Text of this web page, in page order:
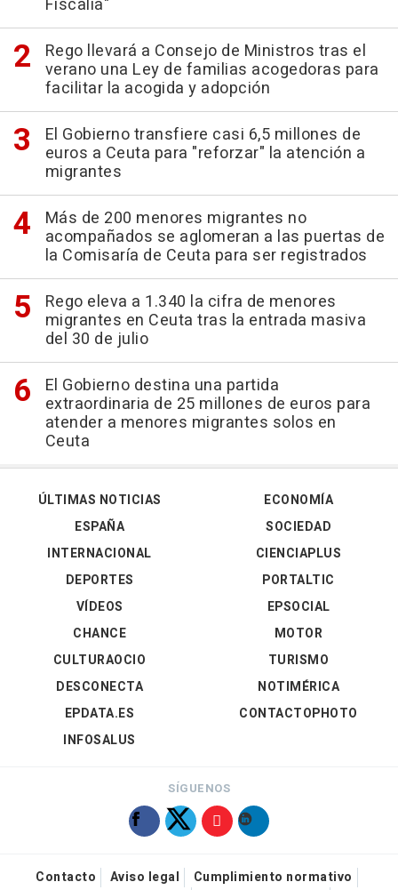
Fiscalía"
Rego llevará a Consejo de Ministros tras el
verano una Ley de familias acogedoras para
facilitar la acogida y adopción
El Gobierno transfiere casi 6,5 millones de
euros a Ceuta para "reforzar" la atención a
migrantes
Más de 200 menores migrantes no
acompañados se aglomeran a las puertas de
la Comisaría de Ceuta para ser registrados
Rego eleva a 1.340 la cifra de menores
migrantes en Ceuta tras la entrada masiva
del 30 de julio
El Gobierno destina una partida
extraordinaria de 25 millones de euros para
atender a menores migrantes solos en
Ceuta
ÚLTIMAS NOTICIAS
ESPAÑA
INTERNACIONAL
DEPORTES
VÍDEOS
ECONOMÍA
SOCIEDAD
CIENCIAPLUS
PORTALTIC
EPSOCIAL
CHANCE
CULTURAOCIO
DESCONECTA
EPDATA.ES
INFOSALUS
MOTOR
TURISMO
NOTIMÉRICA
CONTACTOPHOTO
SÍGUENOS
Contacto Aviso legal
Cumplimiento normativo